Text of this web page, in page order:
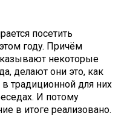
посетить
году. Причём
некоторые
делают они это, как
традиционной для них
И потому
в итоге реализовано.